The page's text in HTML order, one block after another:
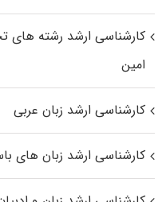
کارشناسی ارشد رﺷﺘﻪ ﻫﺎی
اﻣﻴﻦ
کارشناسی ارشد زبان عربی
کارشناسی ارشد زبان‌ های